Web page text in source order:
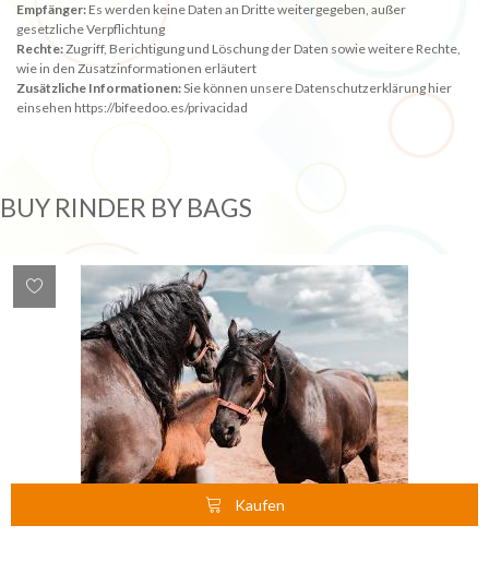
Empfänger: Es werden keine Daten an Dritte weitergegeben, außer
gesetzliche Verpflichtung
Rechte:Zugriff, Berichtigung und Löschung der Daten sowie weitere Rechte,
wie in den Zusatzinformationen erläutert
Zusätzliche Informationen:Sie können unsere Datenschutzerklärung hier
einsehen https://bifeedoo.es/privacidad
BUY RINDER BY BAGS
Kaufen